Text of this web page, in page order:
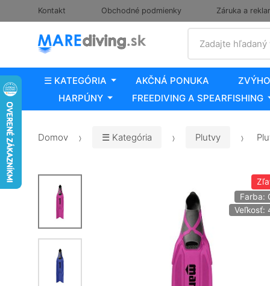
Kontakt Obchodné podmienky Záruka a
Zadajte hľadaný
☰ KATEGÓRIA AKČNÁ PONUKA
HARPÚNY
FREEDIVING A SPEARFISHING
Domov ☰ Kategória Plutvy
Farba:
Veľkosť: